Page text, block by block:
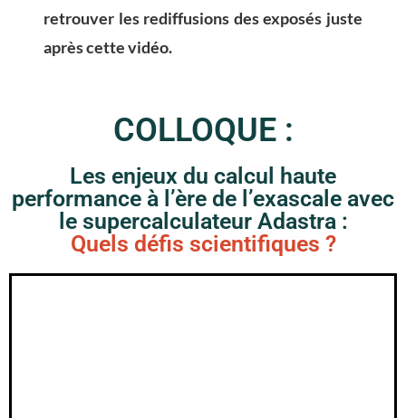
retrouver les rediffusions des exposés juste
après cette vidéo.
COLLOQUE :
Les enjeux du calcul haute
performance à l’ère de l’exascale avec
le supercalculateur Adastra :
Quels défis scientifiques ?